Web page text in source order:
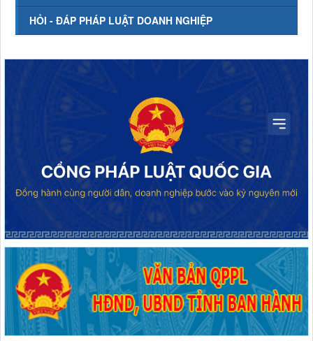
HỎI - ĐÁP PHÁP LUẬT DOANH NGHIỆP